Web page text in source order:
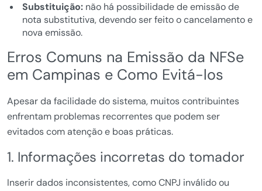
Substituição:não há possibilidade de emissão de
nota substitutiva, devendo ser feito o cancelamento e
nova emissão.
Erros Comuns na Emissão da NFSe
em Campinas e Como Evitá-los
Apesar da facilidade do sistema, muitos contribuintes
enfrentam problemas recorrentes que podem ser
evitados com atenção e boas práticas.
1. Informações incorretas do tomador
Inserir dados inconsistentes, como CNPJ inválido ou